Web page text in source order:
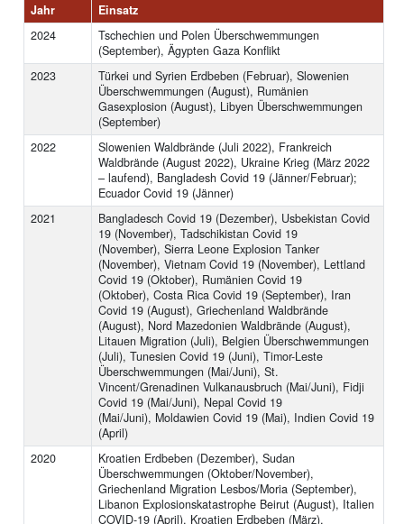
Jahr
Einsatz
2024
Tschechien und Polen Überschwemmungen
(September), Ägypten Gaza Konflikt
2023
Türkei und Syrien Erdbeben (Februar), Slowenien
Überschwemmungen (August), Rumänien
Gasexplosion (August), Libyen Überschwemmungen
(September)
2022
Slowenien Waldbrände (Juli 2022), Frankreich
Waldbrände (August 2022), Ukraine Krieg (März 2022
– laufend), Bangladesh Covid 19 (Jänner/Februar);
Ecuador Covid 19 (Jänner)
2021
Bangladesch Covid 19 (Dezember), Usbekistan Covid
19 (November), Tadschikistan Covid 19
(November), Sierra Leone Explosion Tanker
(November), Vietnam Covid 19 (November), Lettland
Covid 19 (Oktober), Rumänien Covid 19
(Oktober), Costa Rica Covid 19 (September), Iran
Covid 19 (August), Griechenland Waldbrände
(August), Nord Mazedonien Waldbrände (August),
Litauen Migration (Juli), Belgien Überschwemmungen
(Juli), Tunesien Covid 19 (Juni), Timor-Leste
Überschwemmungen (Mai/Juni), St.
Vincent/Grenadinen Vulkanausbruch (Mai/Juni), Fidji
Covid 19 (Mai/Juni), Nepal Covid 19
(Mai/Juni), Moldawien Covid 19 (Mai), Indien Covid 19
(April)
2020
Kroatien Erdbeben (Dezember), Sudan
Überschwemmungen (Oktober/November),
Griechenland Migration Lesbos/Moria (September),
Libanon Explosionskatastrophe Beirut (August), Italien
COVID-19 (April), Kroatien Erdbeben (März),